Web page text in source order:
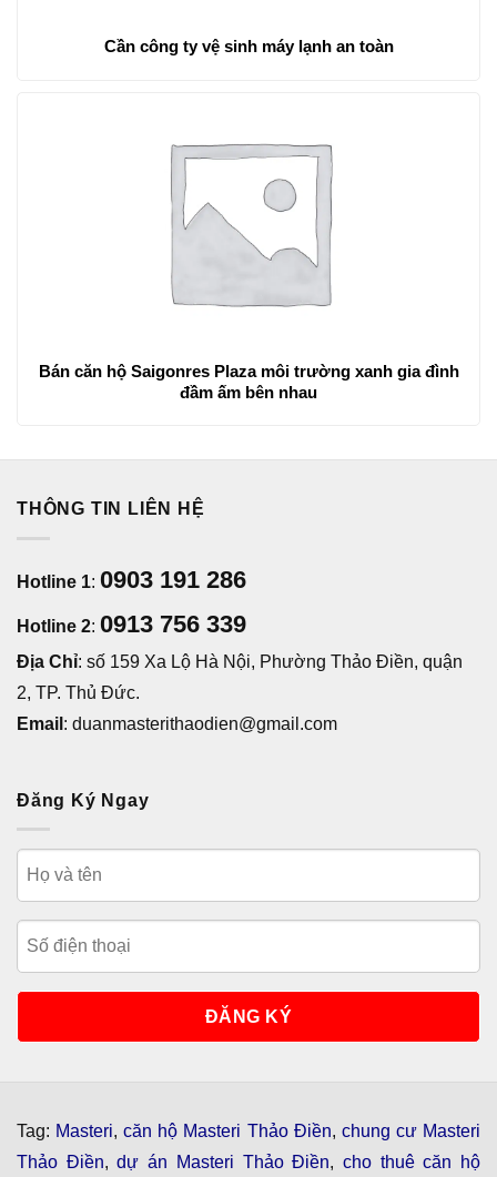
Cần công ty vệ sinh máy lạnh an toàn
Bán căn hộ Saigonres Plaza môi trường xanh gia đình
đầm ấm bên nhau
THÔNG TIN LIÊN HỆ
Hotline 1: 0903 191 286
Hotline 2: 0913 756 339
Địa Chỉ: số 159 Xa Lộ Hà Nội, Phường Thảo Điền, quận
2, TP. Thủ Đức.
Email : duanmasterithaodien@gmail.com
Đăng Ký Ngay
Tag: Masteri,căn hộ Masteri Thảo Điền, chung cư Masteri
Thảo Điền,dự án Masteri Thảo Điền, cho thuê căn hộ